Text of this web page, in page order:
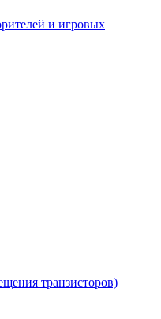
и игровых
транзисторов)